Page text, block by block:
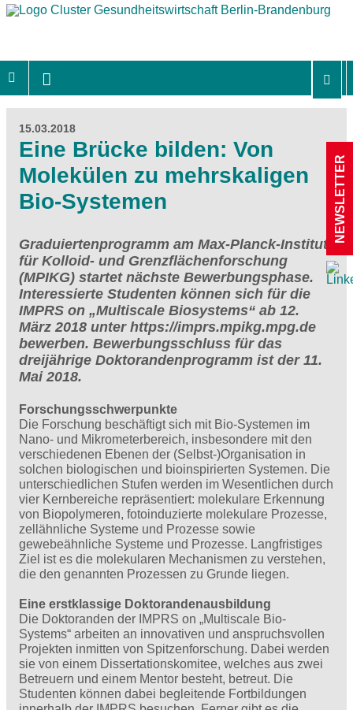
15.03.2018
Eine Brücke bilden: Von
Molekülen zu mehrskaligen
Bio-Systemen
Graduiertenprogramm am Max-Planck-Institut
für Kolloid- und Grenzflächenforschung
(MPIKG) startet nächste Bewerbungsphase.
Interessierte Studenten können sich für die
IMPRS on „Multiscale Biosystems“ ab 12.
März 2018 unter https://imprs.mpikg.mpg.de
bewerben. Bewerbungsschluss für das
dreijährige Doktorandenprogramm ist der 11.
Mai 2018.
Forschungsschwerpunkte
Die Forschung beschäftigt sich mit Bio-Systemen im
Nano- und Mikrometerbereich, insbesondere mit den
verschiedenen Ebenen der (Selbst-)Organisation in
solchen biologischen und bioinspirierten Systemen. Die
unterschiedlichen Stufen werden im Wesentlichen durch
vier Kernbereiche repräsentiert: molekulare Erkennung
von Biopolymeren, fotoinduzierte molekulare Prozesse,
zellähnliche Systeme und Prozesse sowie
gewebeähnliche Systeme und Prozesse. Langfristiges
Ziel ist es die molekularen Mechanismen zu verstehen,
die den genannten Prozessen zu Grunde liegen.
Eine erstklassige Doktorandenausbildung
Die Doktoranden der IMPRS on „Multiscale Bio-
Systems“ arbeiten an innovativen und anspruchsvollen
Projekten inmitten von Spitzenforschung. Dabei werden
sie von einem Dissertationskomitee, welches aus zwei
Betreuern und einem Mentor besteht, betreut. Die
Studenten können dabei begleitende Fortbildungen
NEWSLETTER